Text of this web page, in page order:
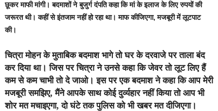
छूकर माफी मांगी। बदमाशों ने बुजुर्ग दंपति कहा कि मां के इलाज के लिए रुपयों की
जरूरत थी। कहीं से इंतजाम नहीं हो रहा था। माफ कीजिएगा, मजबूरी में लूटपाट
की।
चित्रा मोहन के मुताबिक बदमाश भागे तो घर के दरवाजे पर ताला बंद
कर दिया था। जिस पर चित्रा ने उनसे कहा कि जेवर तो लूट लिए हैं
कम से कम चाभी तो दे जाओ। इस पर एक बदमाश ने कहा कि आप मेरी
मजबूरी समझिए, मैंने आपके साथ कोई दुर्व्यहार नहीं किया तो आप भी
शोर मत मचाइएगा, दो घंटे तक पुलिस को भी खबर मत दीजिएगा।